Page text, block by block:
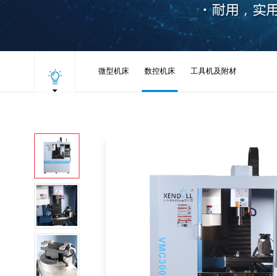
微型机床 数控机床 工具机及附材